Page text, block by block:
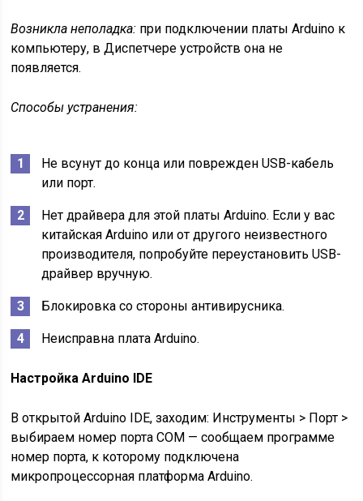
Возникла неполадка: при подключении платы Arduino к
компьютеру, в Диспетчере устройств она не
появляется.
Способы устранения:
Не всунут до конца или поврежден USB-кабель
или порт.
Нет драйвера для этой платы Arduino. Если у вас
китайская Arduino или от другого неизвестного
производителя, попробуйте переустановить USB-
драйвер вручную.
Блокировка со стороны антивирусника.
Неисправна плата Arduino.
Настройка Arduino IDE
В открытой Arduino IDE, заходим: Инструменты > Порт >
выбираем номер порта COM — сообщаем программе
номер порта, к которому подключена
микропроцессорная платформа Arduino.